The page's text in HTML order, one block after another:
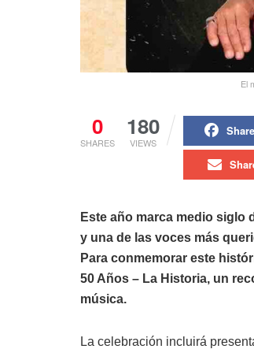
El
0
SHARES
180
VIEWS
Este año marca medio siglo
y una de las voces más
Para conmemorar este
50 Años – La Historia, un
música.
La celebración incluirá